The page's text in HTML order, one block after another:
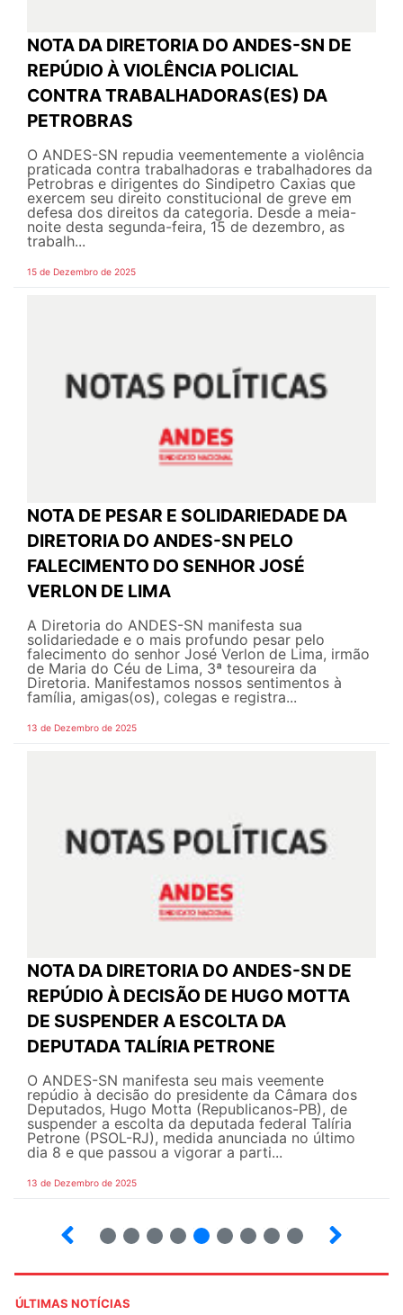
NOTA DA DIRETORIA DO ANDES-SN DE
REPÚDIO À VIOLÊNCIA POLICIAL
CONTRA TRABALHADORAS(ES) DA
PETROBRAS
O ANDES-SN repudia veementemente a violência
praticada contra trabalhadoras e trabalhadores da
Petrobras e dirigentes do Sindipetro Caxias que
exercem seu direito constitucional de greve em
defesa dos direitos da categoria. Desde a meia-
noite desta segunda-feira, 15 de dezembro, as
trabalh...
15 de Dezembro de 2025
NOTA DE PESAR E SOLIDARIEDADE DA
DIRETORIA DO ANDES-SN PELO
FALECIMENTO DO SENHOR JOSÉ
VERLON DE LIMA
A Diretoria do ANDES-SN manifesta sua
solidariedade e o mais profundo pesar pelo
falecimento do senhor José Verlon de Lima, irmão
de Maria do Céu de Lima, 3ª tesoureira da
Diretoria. Manifestamos nossos sentimentos à
família, amigas(os), colegas e registra...
13 de Dezembro de 2025
NOTA DA DIRETORIA DO ANDES-SN DE
REPÚDIO À DECISÃO DE HUGO MOTTA
DE SUSPENDER A ESCOLTA DA
DEPUTADA TALÍRIA PETRONE
O ANDES-SN manifesta seu mais veemente
repúdio à decisão do presidente da Câmara dos
Deputados, Hugo Motta (Republicanos-PB), de
suspender a escolta da deputada federal Talíria
Petrone (PSOL-RJ), medida anunciada no último
dia 8 e que passou a vigorar a parti...
13 de Dezembro de 2025
ÚLTIMAS NOTÍCIAS